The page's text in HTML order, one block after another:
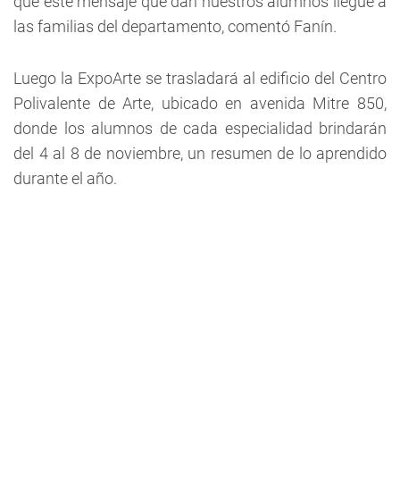
las familias del departamento, comentó Fanín.
Luego la ExpoArte se trasladará al edificio del Centro
Polivalente de Arte, ubicado en avenida Mitre 850,
donde los alumnos de cada especialidad brindarán
del 4 al 8 de noviembre, un resumen de lo aprendido
durante el año.